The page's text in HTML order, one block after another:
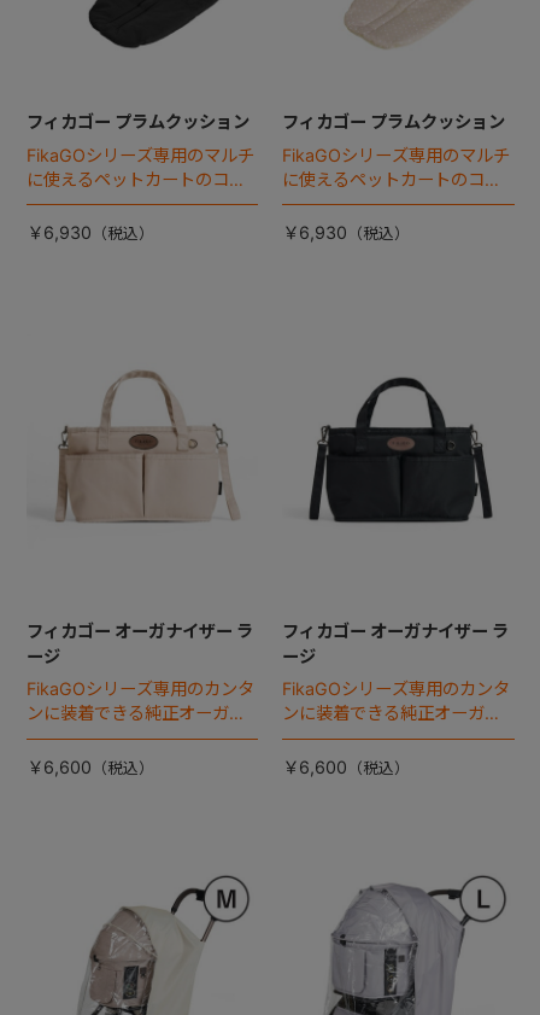
フィカゴー プラムクッション
FikaGOシリーズ専用のマルチ
に使えるペットカートのコー
ナークッション登場。
￥6,930
フィカゴー プラムクッション
FikaGOシリーズ専用のマルチ
に使えるペットカートのコー
ナークッション登場。
￥6,930
フィカゴー オーガナイザー ラ
ージ
FikaGOシリーズ専用のカンタ
ンに装着できる純正オーガナ
イザー。
￥6,600
フィカゴー オーガナイザー ラ
ージ
FikaGOシリーズ専用のカンタ
ンに装着できる純正オーガナ
イザー。
￥6,600